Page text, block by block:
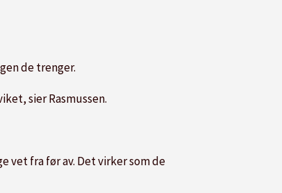
de trenger.
sier Rasmussen.
vet fra før av. Det virker som de